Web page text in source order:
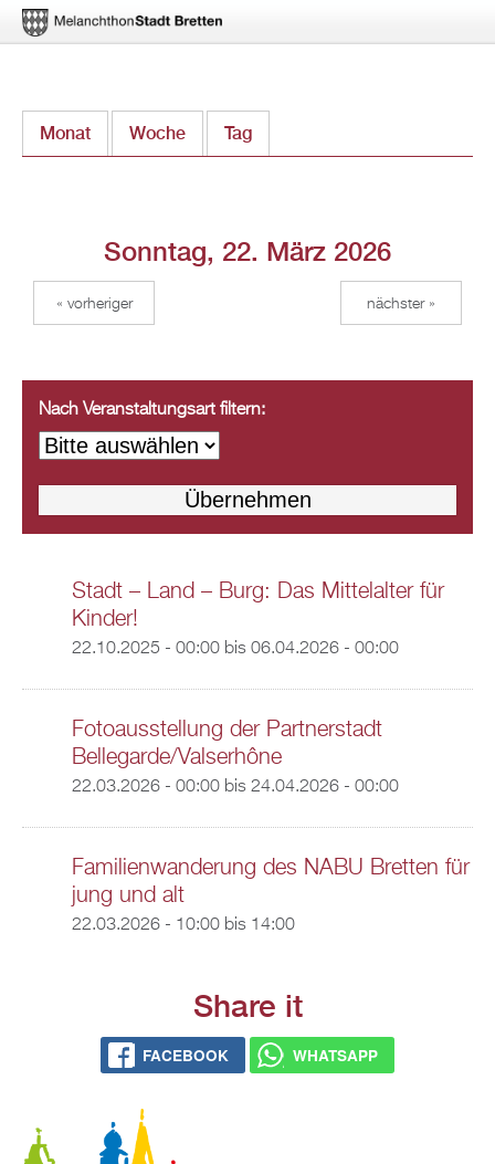
zum
Monat Woche Tag
Sonntag, 22. März 2026
« vorheriger nächster »
Nach Veranstaltungsart filtern:
Stadt – Land – Burg: Das Mittelalter für
Kinder!
22.10.2025 - 00:00bis 06.04.2026 - 00:00
Fotoausstellung der Partnerstadt
Bellegarde/Valserhône
22.03.2026 - 00:00bis 24.04.2026 - 00:00
Familienwanderung des NABU Bretten für
jung und alt
22.03.2026 - 10:00bis 14:00
Share it
FACEBOOK WHATSAPP